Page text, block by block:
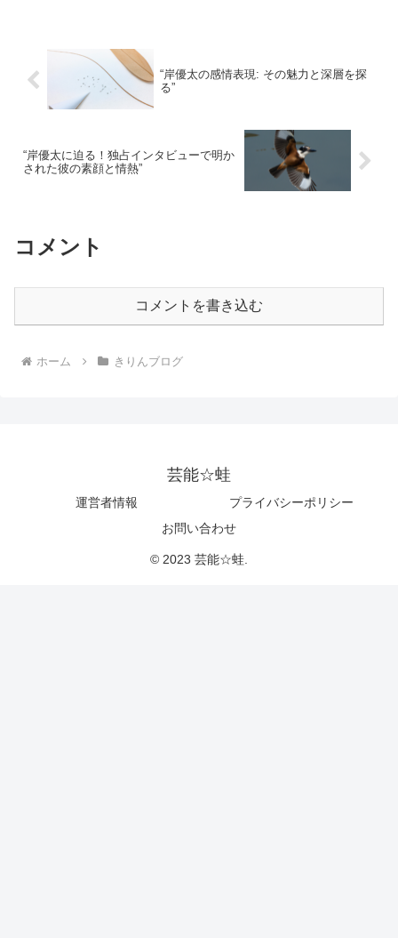
“岸優太の感情表現: その魅力と深層を探
る”
“岸優太に迫る！独占インタビューで明か
された彼の素顔と情熱”
コメント
コメントを書き込む
ホーム きりんブログ
芸能☆蛙
運営者情報
プライバシーポリシー
お問い合わせ
© 2023 芸能☆蛙.